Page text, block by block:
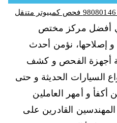
أفضل مركز مختص
و إصلاحها، نؤمن أحدث
أجهزة الفحص و كشف
السيارات الحديثة و حتى
أكفأ و أمهر العاملين
القادرين على